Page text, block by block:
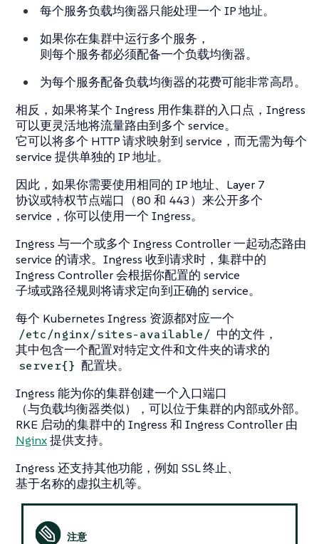
每个服务负载均衡器只能处理一个 IP 地址。
如果你在集群中运行多个服务，
则每个服务都必须配备一个负载均衡器。
为每个服务配备负载均衡器的花费可能非常高昂。
相反，如果将某个 Ingress 用作集群的入口点，Ingress
可以更灵活地将流量路由到多个 service。
它可以将多个 HTTP 请求映射到 service，而无需为每个
service 提供单独的 IP 地址。
因此，如果你需要使用相同的 IP 地址、Layer 7
协议或特权节点端口（80 和 443）来公开多个
service，你可以使用一个 Ingress。
Ingress 与一个或多个 Ingress Controller 一起动态路由
service 的请求。Ingress 收到请求时，集群中的
Ingress Controller 会根据你配置的 service
子域或路径规则将请求定向到正确的 service。
每个 Kubernetes Ingress 资源都对应一个
/etc/nginx/sites-available/ 中的文件，
其中包含一个配置对特定文件和文件夹的请求的
server{} 配置块。
Ingress 能为你的集群创建一个入口端口
（与负载均衡器类似），可以位于集群的内部或外部。
RKE 启动的集群中的 Ingress 和 Ingress Controller 由
Nginx提供支持。
Ingress 还支持其他功能，例如 SSL 终止、
基于名称的虚拟主机等。